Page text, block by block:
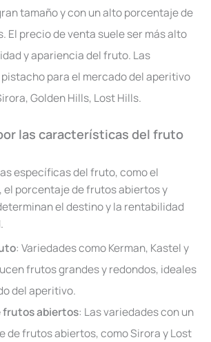
tamaño y con un alto porcentaje de
El precio de venta suele ser más alto
y apariencia del fruto. Las
para el mercado del aperitivo
Golden Hills, Lost Hills.
las características del fruto
específicas del fruto, como el
el porcentaje de frutos abiertos y
el destino y la rentabilidad
: Variedades como Kerman, Kastel y
frutos grandes y redondos, ideales
del aperitivo.
frutos abiertos: Las variedades con un
de frutos abiertos, como Sirora y Lost